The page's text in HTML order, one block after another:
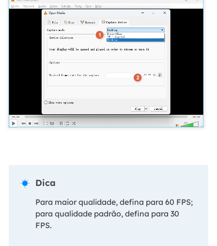
 Dica
Para maior qualidade, defina para 60 FPS;
para qualidade padrão, defina para 30
FPS.